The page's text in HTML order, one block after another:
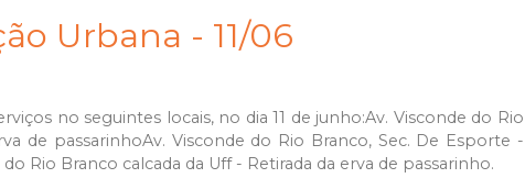
Urbana - 11/06
no seguintes locais, no dia 11 de junho:Av. Visconde do Rio
de passarinhoAv. Visconde do Rio Branco, Sec. De Esporte -
Rio Branco calcada da Uff - Retirada da erva de passarinho.